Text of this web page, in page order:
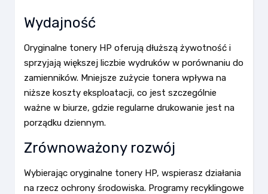
Wydajność
Oryginalne tonery HP oferują dłuższą żywotność i
sprzyjają większej liczbie wydruków w porównaniu do
zamienników. Mniejsze zużycie tonera wpływa na
niższe koszty eksploatacji, co jest szczególnie
ważne w biurze, gdzie regularne drukowanie jest na
porządku dziennym.
Zrównoważony rozwój
Wybierając oryginalne tonery HP, wspierasz działania
na rzecz ochrony środowiska. Programy recyklingowe